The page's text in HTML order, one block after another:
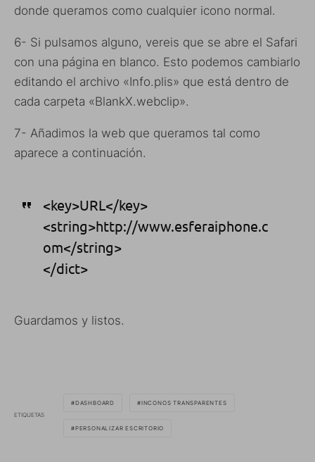
donde queramos como cualquier icono normal.
6- Si pulsamos alguno, vereis que se abre el Safari
con una página en blanco. Esto podemos cambiarlo
editando el archivo «Info.plis» que está dentro de
cada carpeta «BlankX.webclip».
7- Añadimos la web que queramos tal como
aparece a continuación.
<key>URL</key>
<string>http://www.esferaiphone.c
om</string>
</dict>
Guardamos y listos.
ETIQUETAS
DASHBOARD INCONOS TRANSPARENTES
PERSONALIZAR ESCRITORIO